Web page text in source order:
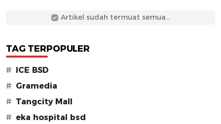
Artikel sudah termuat semua...
TAG TERPOPULER
#
ICE BSD
# Gramedia
# Tangcity Mall
# eka hospital bsd